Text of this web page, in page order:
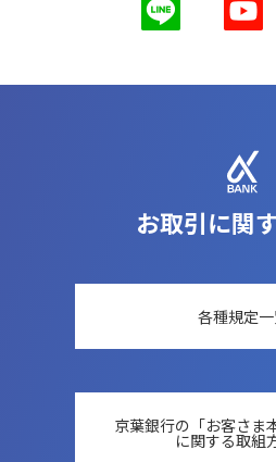
お取引に関
各種規定
京葉銀行の「お客さま
に関する取組